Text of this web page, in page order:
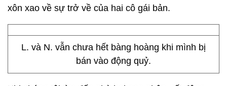
xôn xao về sự trở về của hai cô gái bản.
L. và N. vẫn chưa hết bàng hoàng khi mình bị
bán vào động quỷ.